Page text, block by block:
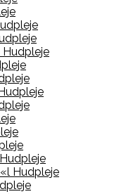
Hudpleje
Hudpleje